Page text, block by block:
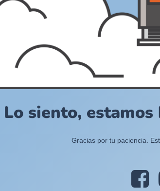
Lo siento,
Gracias por tu paciencia.